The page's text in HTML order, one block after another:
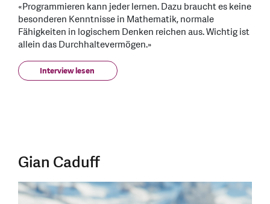
«Programmieren kann jeder lernen. Dazu braucht es keine
besonderen Kenntnisse in Mathematik, normale
Fähigkeiten in logischem Denken reichen aus. Wichtig ist
allein das Durchhaltevermögen.»
Interview lesen
Gian Caduff